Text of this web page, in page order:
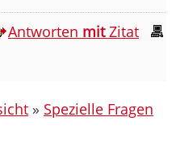
Antworten mitZitat
» Spezielle Fragen